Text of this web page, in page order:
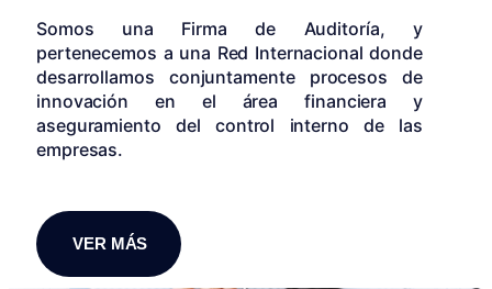
Somos una Firma de Auditoría, y
pertenecemos a una Red Internacional donde
desarrollamos conjuntamente procesos de
innovación en el área financiera y
aseguramiento del control interno de las
empresas.
VER MÁS